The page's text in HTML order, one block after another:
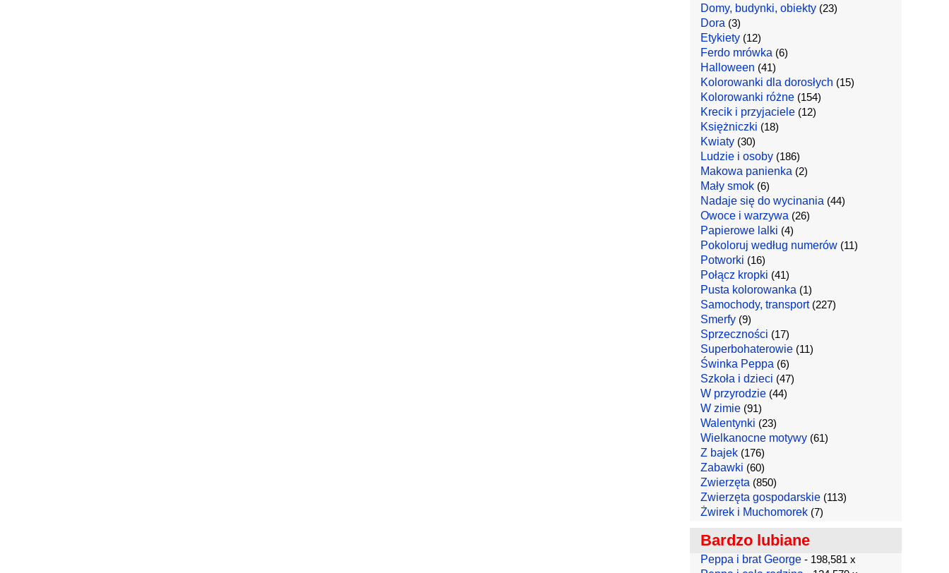
Domy, budynki, obiekty(23)
Dora (3)
Etykiety(12)
Ferdo mrówka (6)
Halloween (41)
Kolorowanki dla dorosłych (15)
Kolorowanki różne(154)
Krecik i przyjaciele(12)
Księżniczki (18)
Kwiaty(30)
Ludzie i osoby(186)
Makowa panienka (2)
Mały smok(6)
Nadaje się do wycinania (44)
Owoce i warzywa (26)
Papierowe lalki (4)
Pokoloruj według numerów(11)
Potworki (16)
Połącz kropki (41)
Pusta kolorowanka (1)
Samochody, transport(227)
Smerfy(9)
Sprzeczności (17)
Superbohaterowie(11)
Świnka Peppa (6)
Szkoła i dzieci (47)
W przyrodzie(44)
W zimie(91)
Walentynki (23)
Wielkanocne motywy(61)
Z bajek(176)
Zabawki (60)
Zwierzęta (850)
Zwierzęta gospodarskie(113)
Żwirek i Muchomorek(7)
Bardzo lubiane
Peppa i brat George- 198,581 x